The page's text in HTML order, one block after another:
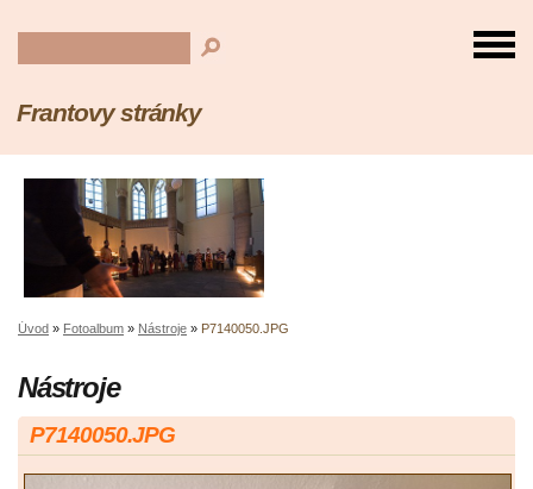
Frantovy stránky
Úvod » Fotoalbum » Nástroje » P7140050.JPG
Nástroje
P7140050.JPG